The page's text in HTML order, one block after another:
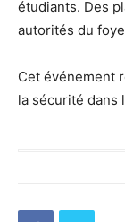
étudiants. Des
autorités du
Cet événement
la sécurité dans